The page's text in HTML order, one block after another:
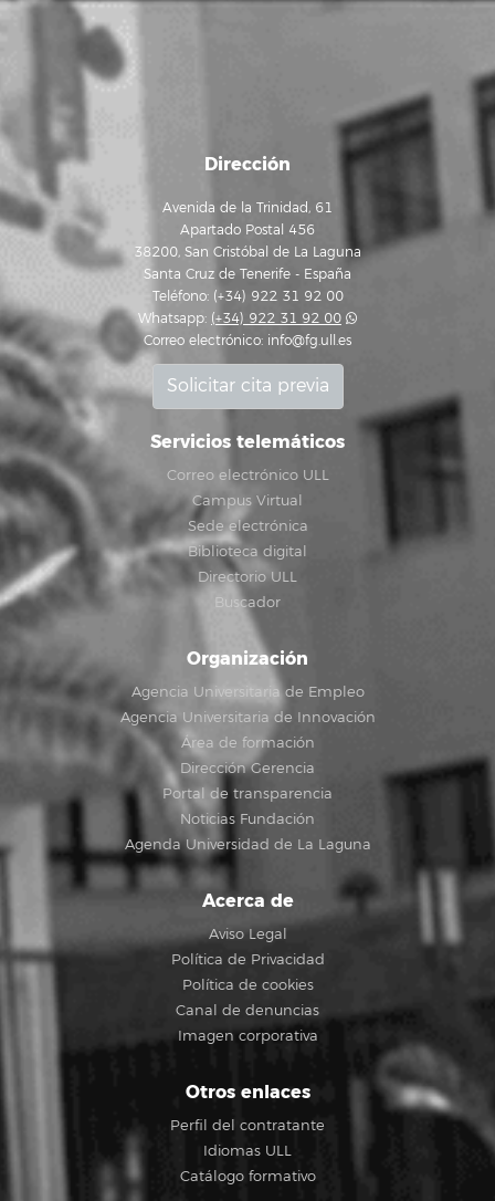
Dirección
Avenida de la Trinidad, 61
Apartado Postal 456
38200, San Cristóbal de La Laguna
Santa Cruz de Tenerife - España
Teléfono: (+34) 922 31 92 00
Whatsapp: (+34) 922 31 92 00
Correo electrónico: info@fg.ull.es
Solicitar cita previa
Servicios telemáticos
Correo electrónico ULL
Campus Virtual
Sede electrónica
Biblioteca digital
Directorio ULL
Buscador
Organización
Agencia Universitaria de Empleo
Agencia Universitaria de Innovación
Área de formación
Dirección Gerencia
Portal de transparencia
Noticias Fundación
Agenda Universidad de La Laguna
Acerca de
Aviso Legal
Política de Privacidad
Política de cookies
Canal de denuncias
Imagen corporativa
Otros enlaces
Perfil del contratante
Idiomas ULL
Catálogo formativo